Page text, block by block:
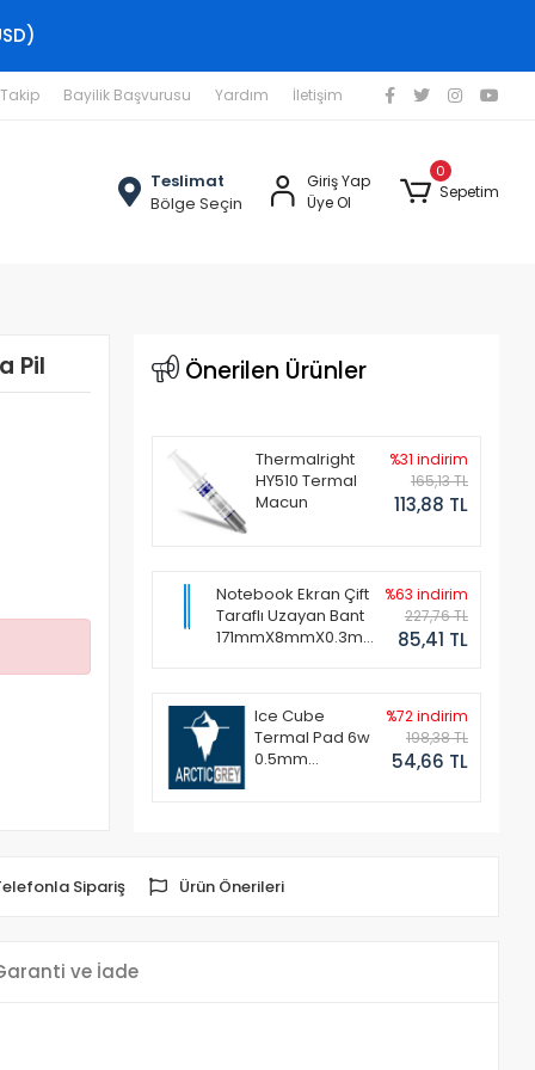
Bayilik Başvurusu Yardım İletişim
Teslimat
Bölge Seçin
Giriş Yap
Üye Ol
0
Sepetim
Pil Önerilen Ürünler
Thermalright
HY510 Termal
Macun
%31 indirim
165,13 TL
113,88 TL
Notebook Ekran Çift
Taraflı Uzayan Bant
171mmX8mmX0.3mm
%63 indirim
227,76 TL
85,41 TL
Ice Cube
Termal Pad 6w
0.5mm
%72 indirim
198,38 TL
54,66 TL
Sipariş Ürün Önerileri
ve İade